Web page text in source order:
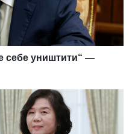
себе уништити“ —